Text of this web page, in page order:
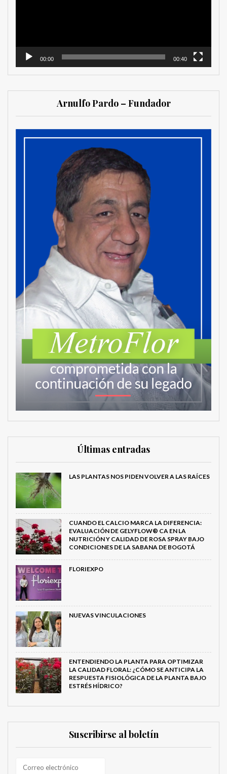
00:00 00:40
Arnulfo Pardo – Fundador
Últimas entradas
LAS PLANTAS NOS PIDEN VOLVER A LAS RAÍCES
CUANDO EL CALCIO MARCA LA DIFERENCIA:
EVALUACIÓN DE GELYFLOW® CA EN LA
NUTRICIÓN Y CALIDAD DE ROSA SPRAY BAJO
CONDICIONES DE LA SABANA DE BOGOTÁ
FLORIEXPO
NUEVAS VINCULACIONES
ENTENDIENDO LA PLANTA PARA OPTIMIZAR
LA CALIDAD FLORAL: ¿CÓMO SE ANTICIPA LA
RESPUESTA FISIOLÓGICA DE LA PLANTA BAJO
ESTRÉS HÍDRICO?
Suscribirse al boletín